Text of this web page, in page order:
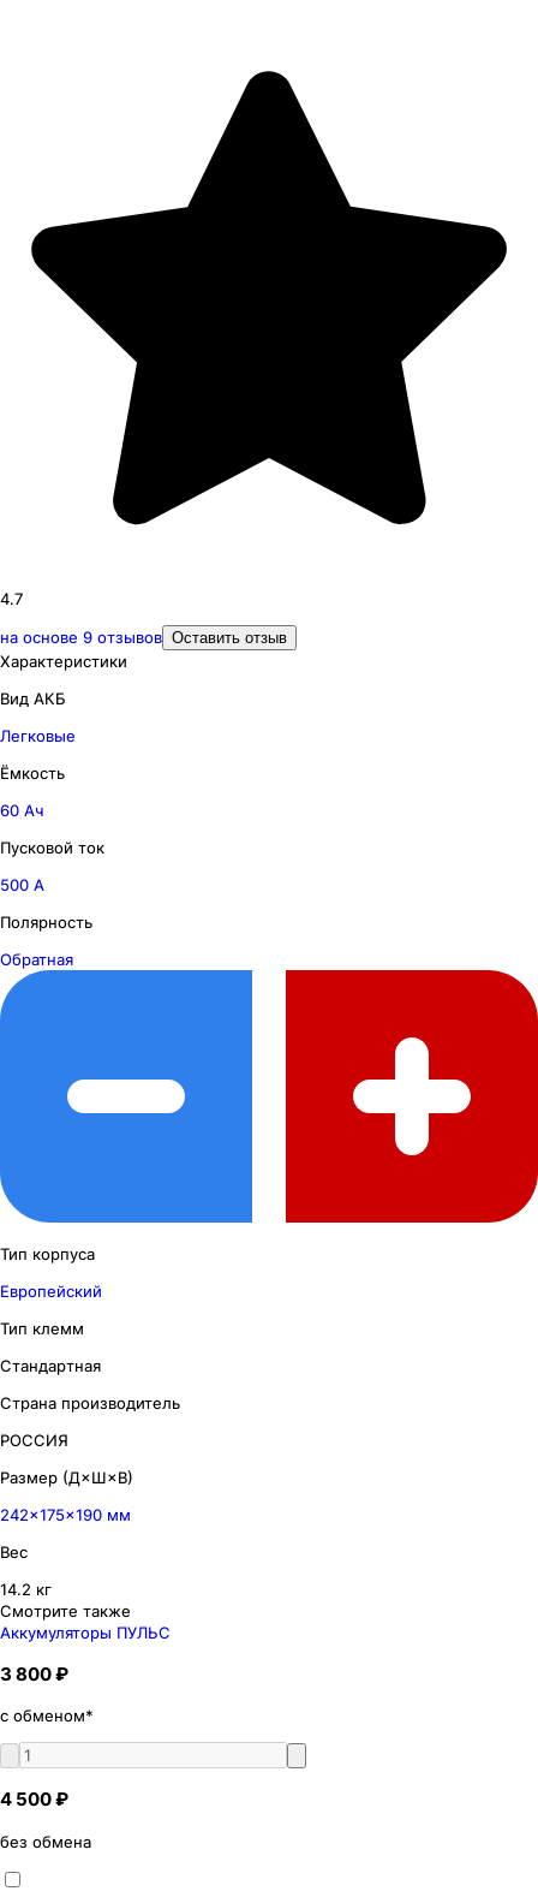
4.7
на основе 9 отзывов Оставить отзыв
Характеристики
Вид АКБ
Легковые
Ёмкость
60 Ач
Пусковой ток
500 А
Полярность
Обратная
Тип корпуса
Европейский
Тип клемм
Стандартная
Страна производитель
РОССИЯ
Размер (Д×Ш×В)
242×175×190 мм
Вес
14.2 кг
Смотрите также
Аккумуляторы ПУЛЬС
3 800 ₽
с обменом*
4 500 ₽
без обмена